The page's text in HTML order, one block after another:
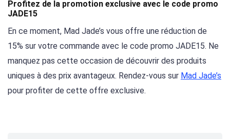
Profitez de la promotion exclusive avec le code promo
JADE15
En ce moment, Mad Jade’s vous offre une réduction de
15% sur votre commande avec le code promo JADE15. Ne
manquez pas cette occasion de découvrir des produits
uniques à des prix avantageux. Rendez-vous sur Mad Jade’s
pour profiter de cette offre exclusive.